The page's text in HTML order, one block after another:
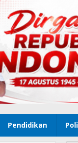
Pendidikan